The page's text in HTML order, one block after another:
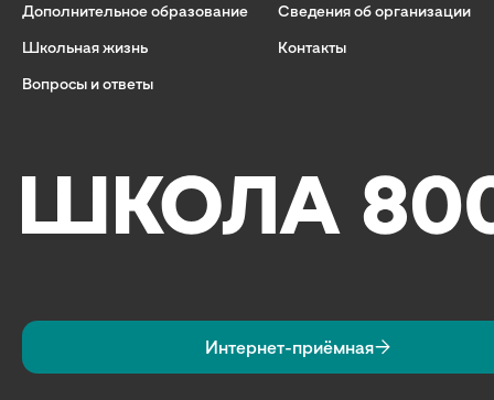
Дополнительное образование
Школьная жизнь
Вопросы и ответы
Сведения об организации
Контакты
Интернет-приёмная